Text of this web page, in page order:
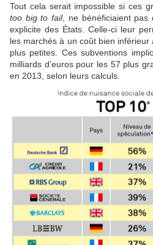
Tout cela serait impossible si ces
too big to fail, ne bénéficiaient pas
explicite des États. Celle-ci leur
les marchés à un coût bien
plus petites. Ces subventions
milliards d’euros pour les 57 plus
en 2013, selon leurs calculs.